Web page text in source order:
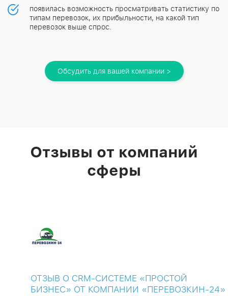
появилась возможность просматривать статистику по
типам перевозок, их прибыльности, на какой тип
перевозок выше спрос.
Обсудить для вашей компании >
Отзывы от компаний
сферы
ОТЗЫВ О CRM-СИСТЕМЕ «ПРОСТОЙ
БИЗНЕС» ОТ КОМПАНИИ «ПЕРЕВОЗКИН-24»